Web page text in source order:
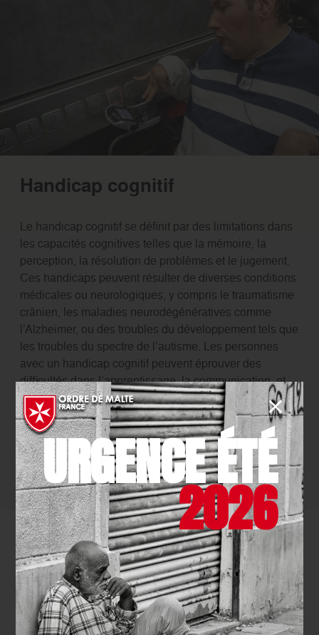
Handicap cognitif
Le handicap cognitif se définit par des limitations dans
les capacités cognitives telles que la mémoire, la
perception, la résolution de problèmes et le jugement.
Ces handicaps peuvent résulter de diverses conditions
médicales ou neurologiques, y compris le traumatisme
crânien, les maladies neurodégénératives comme
l’Alzheimer, ou des troubles du développement tels que
les troubles du spectre de l’autisme. Les personnes
avec un handicap cognitif peuvent éprouver des
difficultés dans l’apprentissage, la communication, et
l’exécution des tâches quotidiennes qui requièrent une
planification ou une réflexion complexe. L’adaptation de
leur environnement et la mise en place d’un soutien
spécialisé sont souvent nécessaires pour les aider à
gérer leur condition et à participer plus pleinement à la
société.
Données chiffrés sur le handicap
Selon l’Organisation mondiale de la santé (OMS)
d’un milliard de personnes, soit environ 15 % de la
population mondiale, vivent avec un handicap en
2024. Certaines personnes handicapées meurent
URGENCE ÉTÉ
2026